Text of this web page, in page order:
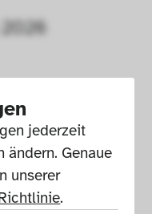
jederzeit
ändern. Genaue
Informationen finden Sie in unserer
.